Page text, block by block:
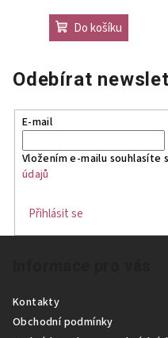
Do košíku
Odebírat
E-mail
Vložením e-mailu souhlasíte s
údajů
Přihlásit se
Kontakty
Obchodní podmínky